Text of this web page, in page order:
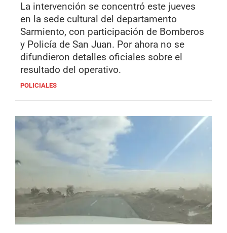
La intervención se concentró este jueves
en la sede cultural del departamento
Sarmiento, con participación de Bomberos
y Policía de San Juan. Por ahora no se
difundieron detalles oficiales sobre el
resultado del operativo.
POLICIALES